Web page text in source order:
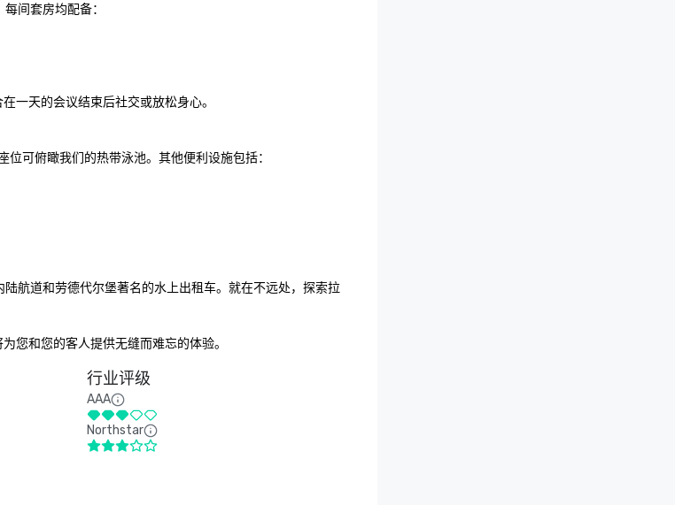
间套房均配备：
一天的会议结束后社交或放松身心。
可俯瞰我们的热带泳池。其他便利设施包括：
航道和劳德代尔堡著名的水上出租车。就在不远处，探索拉
您和您的客人提供无缝而难忘的体验。
行业评级
AAA
Northstar